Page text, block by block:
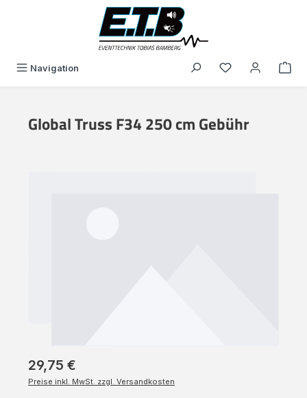
Navigation Du hast 0
Global Truss F34 250 cm Gebühr
29,75 €
Preise inkl. MwSt. zzgl. Versandkosten